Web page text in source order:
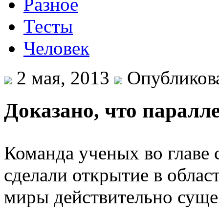
Тесты
Человек
2 мая, 2013
Доказано, что
Команда ученых во
сделали открытие в
миры действительно